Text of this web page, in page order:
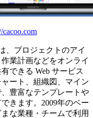
cacoo.com
、プロジェクトのアイ
業計画などをオンライ
できる Web サービス
ート、組織図、マイン
豊富なテンプレートや
きます。2009年のベー
な業種・チームで利用